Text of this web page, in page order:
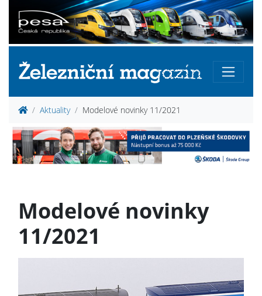
Aktuality Modelové novinky 11/2021
Modelové novinky
11/2021